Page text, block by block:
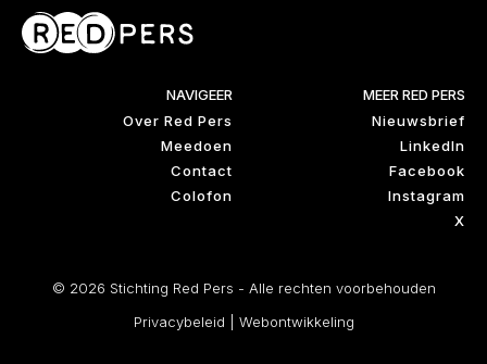
NAVIGEER
Over Red Pers
Meedoen
Contact
Colofon
MEER RED PERS
Nieuwsbrief
LinkedIn
Facebook
Instagram
X
© 2026 Stichting Red Pers - Alle rechten voorbehouden
Privacybeleid
Webontwikkeling